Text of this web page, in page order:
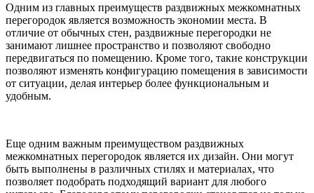
Одним из главных преимуществ раздвижных межкомнатных
перегородок является возможность экономии места. В
отличие от обычных стен, раздвижные перегородки не
занимают лишнее пространство и позволяют свободно
передвигаться по помещению. Кроме того, такие конструкции
позволяют изменять конфигурацию помещения в зависимости
от ситуации, делая интерьер более функциональным и
удобным.
Еще одним важным преимуществом раздвижных
межкомнатных перегородок является их дизайн. Они могут
быть выполнены в различных стилях и материалах, что
позволяет подобрать подходящий вариант для любого